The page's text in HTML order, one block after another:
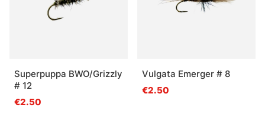
Superpuppa BWO/Grizzly
# 12
€2.50
Vulgata Emerger # 8
€2.50